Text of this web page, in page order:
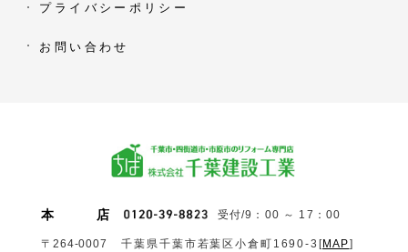
プライバシーポリシー
お問い合わせ
本 店 受付/9：00 ～ 17：00
〒264-0007 千葉県千葉市若葉区小倉町1690‐3 [MAP]